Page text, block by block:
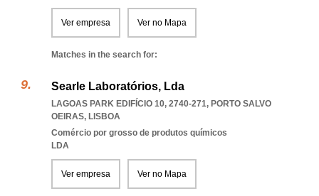
Ver empresa Ver no Mapa
Matches in the search for:
Searle Laboratórios, Lda
LAGOAS PARK EDIFÍCIO 10, 2740-271, PORTO SALVO
OEIRAS, LISBOA
Comércio por grosso de produtos químicos
LDA
Ver empresa Ver no Mapa